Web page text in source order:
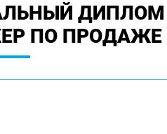
ПО ПРОДАЖЕ